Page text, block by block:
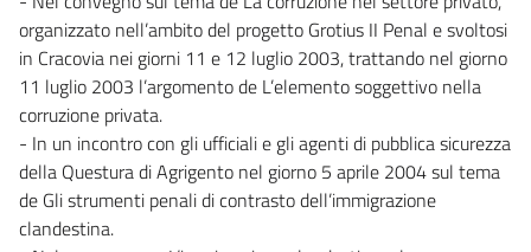
organizzato nell’ambito del progetto Grotius II Penal e svoltosi
in Cracovia nei giorni 11 e 12 luglio 2003, trattando nel giorno
11 luglio 2003 l’argomento de L’elemento soggettivo nella
corruzione privata.
- In un incontro con gli ufficiali e gli agenti di pubblica sicurezza
della Questura di Agrigento nel giorno 5 aprile 2004 sul tema
de Gli strumenti penali di contrasto dell’immigrazione
clandestina.